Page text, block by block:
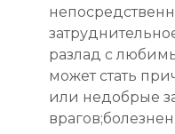
разлад с
может стать
или недобрые